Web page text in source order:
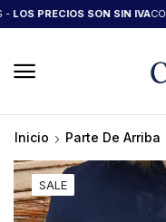
PRECIOS SON SIN IVA
Inicio Parte De Arriba
SALE